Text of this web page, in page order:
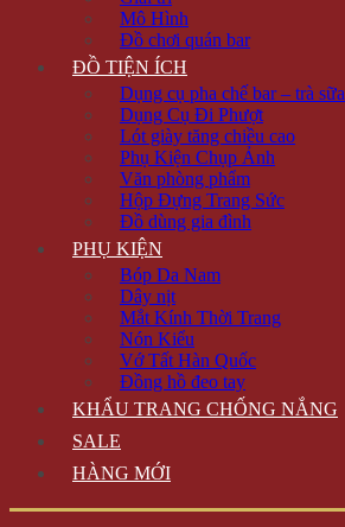
Mô Hình
Đồ chơi quán bar
ĐỒ TIỆN ÍCH
Dụng cụ pha chế bar – trà sữa
Dụng Cụ Đi Phượt
Lót giày tăng chiều cao
Phụ Kiện Chụp Ảnh
Văn phòng phẩm
Hộp Đựng Trang Sức
Đồ dùng gia đình
PHỤ KIỆN
Bóp Da Nam
Dây nịt
Mắt Kính Thời Trang
Nón Kiểu
Vớ Tất Hàn Quốc
Đồng hồ đeo tay
KHẨU TRANG CHỐNG NẮNG
SALE
HÀNG MỚI